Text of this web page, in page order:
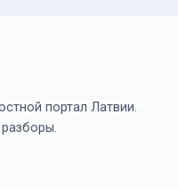
портал Латвии.